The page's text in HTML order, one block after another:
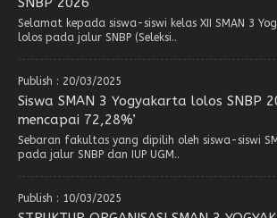
Selamat kepada siswa-siswi kelas XII SMAN 3
lolos pada jalur SNBP (Seleksi..
Publish : 20/03/2025
Siswa SMAN 3 Yogyakarta lolos SNBP
mencapai 72,28%’
Sebaran fakultas yang dipilih oleh siswa-siswi
pada jalur SNBP dan IUP UGM..
Publish : 10/03/2025